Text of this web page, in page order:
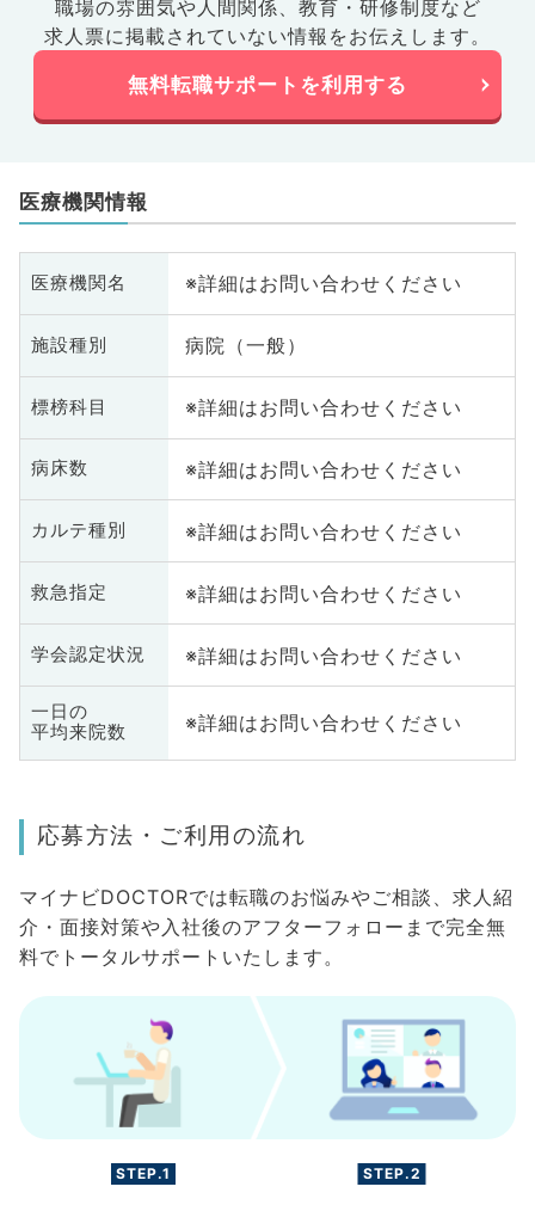
職場の雰囲気や人間関係、 教育・研修制度など
求人票に掲載されていない情報をお伝えします。
無料転職サポートを利用する
医療機関情報
医療機関名 ※詳細はお問い合わせください
施設種別 病院（一般）
標榜科目 ※詳細はお問い合わせください
病床数 ※詳細はお問い合わせください
カルテ種別 ※詳細はお問い合わせください
救急指定 ※詳細はお問い合わせください
学会認定状況 ※詳細はお問い合わせください
一日の
平均来院数
※詳細はお問い合わせください
応募方法・ご利用の流れ
マイナビDOCTORでは転職のお悩みやご相談、求人紹
介・面接対策や入社後のアフターフォローまで完全無
料でトータルサポートいたします。
STEP.1 STEP.2